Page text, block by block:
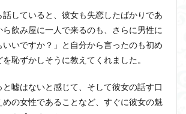
していると、彼女も失恋したばかりであ
飲み屋に一人で来るのも、さらに男性に
いいですか？」と自分から言ったのも初め
恥ずかしそうに教えてくれました。
嘘はないと感じて、そして彼女の話す口
の女性であることなど、すぐに彼女の魅